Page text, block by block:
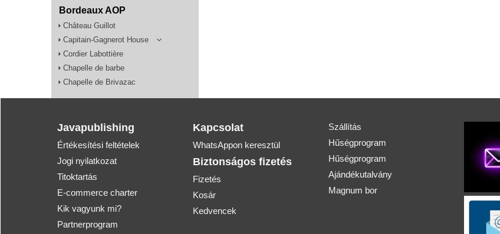
Bordeaux AOP
Château Guillot
Capitain-Gagnerot House
Cordier Labottière
Chapelle de barbe
Chapelle de Brivazac
Javapublishing
Értékesítési feltételek
Jogi nyilatkozat
Titoktartás
E-commerce charter
Kik vagyunk mi?
Partnerprogram
Kapcsolat
WhatsAppon keresztül
Biztonságos fizetés
Fizetés
Kosár
Kedvencek
Szállítás
Hűségprogram
Hűségprogram
Ajándékutalvány
Magnum bor